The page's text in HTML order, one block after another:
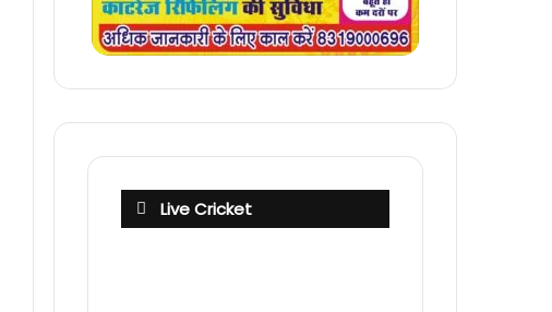
Live Cricket